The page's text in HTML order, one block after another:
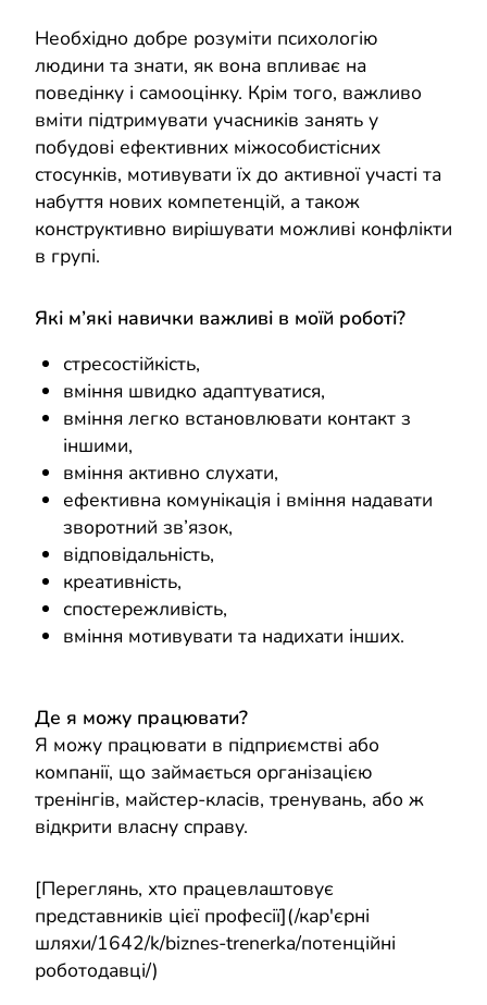
Необхідно добре розуміти психологію
людини та знати, як вона впливає на
поведінку і самооцінку. Крім того, важливо
вміти підтримувати учасників занять у
побудові ефективних міжособистісних
стосунків, мотивувати їх до активної участі та
набуття нових компетенцій, а також
конструктивно вирішувати можливі конфлікти
в групі.
Які м’які навички важливі в моїй роботі?
стресостійкість,
вміння швидко адаптуватися,
вміння легко встановлювати контакт з
іншими,
вміння активно слухати,
ефективна комунікація і вміння надавати
зворотний зв’язок,
відповідальність,
креативність,
спостережливість,
вміння мотивувати та надихати інших.
Де я можу працювати?
Я можу працювати в підприємстві або
компанії, що займається організацією
тренінгів, майстер-класів, тренувань, або ж
відкрити власну справу.
[Переглянь, хто працевлаштовує
представників цієї професії](/кар'єрні
шляхи/1642/k/biznes-trenerka/потенційні
роботодавці/)